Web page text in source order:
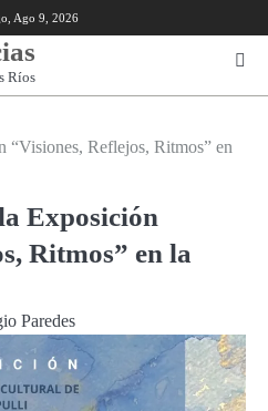
Ago 9, 2026
Ríos
“Visiones, Reflejos, Ritmos” en
Exposición
Ritmos” en la
Paredes